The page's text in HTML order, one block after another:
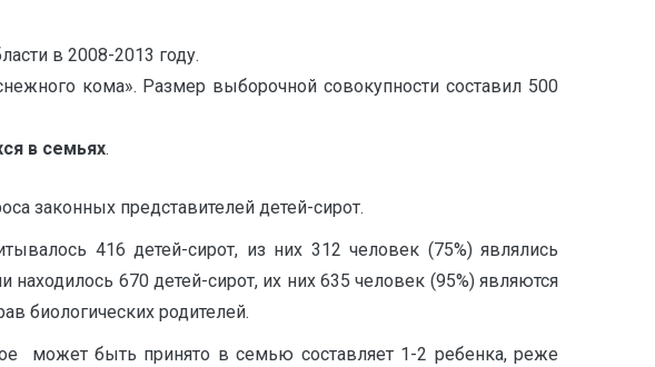
в 2008-2013 году.
кома». Размер выборочной совокупности составил 500
в семьях.
законных представителей детей-сирот.
416 детей-сирот, из них 312 человек (75%) являлись
670 детей-сирот, их них 635 человек (95%) являются
биологических родителей.
может быть принято в семью составляет 1-2 ребенка, реже